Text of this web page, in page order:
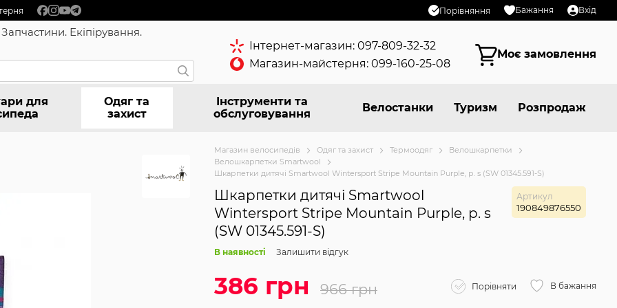
Порівняння Бажання Вхід
Екіпірування.
Інтернет-магазин: 097-809-32-32
Магазин-майстерня: 099-160-25-08
Моє замовлення
для
Одяг та
захист
Інструменти та
обслуговування
Велостанки Туризм Розпродаж
Магазин велосипедів Одяг та захист Термоодяг
Велошкарпетки
Велошкарпетки Smartwool
Шкарпетки дитячі Smartwool Wintersport Stripe Mountain Purple, р. s (SW 01345.591-S)
Шкарпетки дитячі Smartwool
Wintersport Stripe Mountain Purple, р. s
(SW 01345.591-S)
Артикул
190849876550
В наявності Залишити відгук
386 грн 966 грн Порівняти В бажання